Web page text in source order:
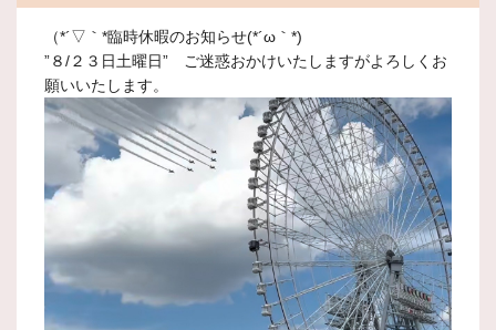
（*´▽｀*臨時休暇のお知らせ(*´ω｀*)
”８/２３日土曜日” ご迷惑おかけいたしますがよろしくお
願いいたします。